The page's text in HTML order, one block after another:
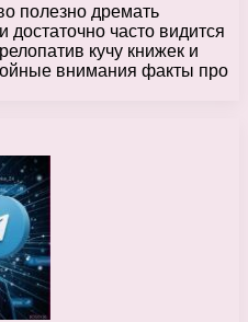
полезно дремать
достаточно часто видится
кучу книжек и
внимания факты про